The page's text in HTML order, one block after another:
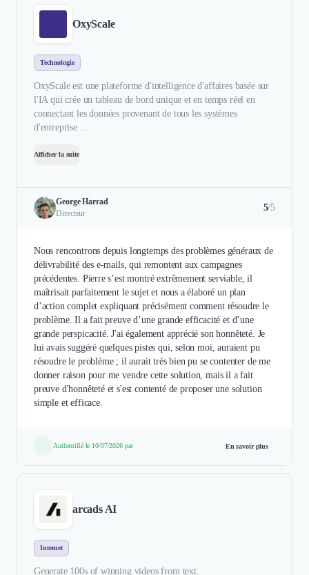
OxyScale
Technologie
OxyScale est une plateforme d'intelligence d'affaires basée sur
l'IA qui crée un tableau de bord unique et en temps réel en
connectant les données provenant de tous les systèmes
d'entreprise ...
Afficher la suite
George Harrad
Directeur
5/5
Nous rencontrons depuis longtemps des problèmes généraux de
délivrabilité des e-mails, qui remontent aux campagnes
précédentes. Pierre s’est montré extrêmement serviable, il
maîtrisait parfaitement le sujet et nous a élaboré un plan
d’action complet expliquant précisément comment résoudre le
problème. Il a fait preuve d’une grande efficacité et d’une
grande perspicacité. J'ai également apprécié son honnêteté. Je
lui avais suggéré quelques pistes qui, selon moi, auraient pu
résoudre le problème ; il aurait très bien pu se contenter de me
donner raison pour me vendre cette solution, mais il a fait
preuve d'honnêteté et s'est contenté de proposer une solution
simple et efficace.
Authentifié le 10/07/2026 par En savoir plus
arcads AI
Internet
Generate 100s of winning videos from text.